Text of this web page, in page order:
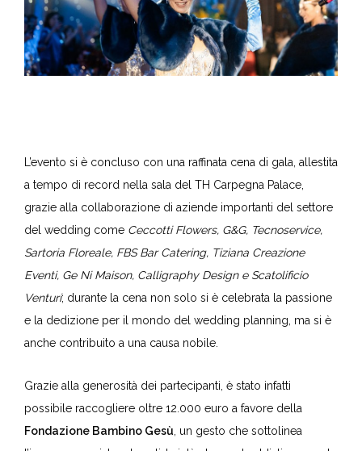
L’evento si è concluso con una raffinata cena di gala, allestita
a tempo di record nella sala del TH Carpegna Palace,
grazie alla collaborazione di aziende importanti del settore
del wedding come Ceccotti Flowers, G&G, Tecnoservice,
Sartoria Floreale, FBS Bar Catering, Tiziana Creazione
Eventi, Ge Ni Maison, Calligraphy Design e Scatolificio
Venturi; durante la cena non solo si è celebrata la passione
e la dedizione per il mondo del wedding planning, ma si è
anche contribuito a una causa nobile.
Grazie alla generosità dei partecipanti, è stato infatti
possibile raccogliere oltre 12.000 euro a favore della
Fondazione Bambino Gesù, un gesto che sottolinea